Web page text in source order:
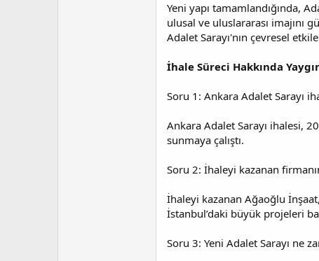
Yeni yapı tamamlandığında,
ulusal ve uluslararası imajını
Adalet Sarayı'nın çevresel
İhale Süreci Hakkında
Soru 1: Ankara Adalet Sarayı
Ankara Adalet Sarayı ihalesi,
sunmaya çalıştı.
Soru 2: İhaleyi kazanan
İhaleyi kazanan Ağaoğlu
İstanbul’daki büyük projeleri
Soru 3: Yeni Adalet Sarayı ne